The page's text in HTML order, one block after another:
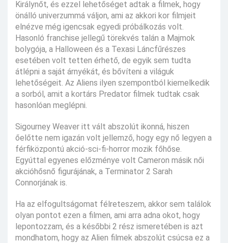
Királynőt, és ezzel lehetőséget adtak a filmek, hogy
önálló univerzummá váljon, ami az akkori kor filmjeit
elnézve még igencsak egyedi próbálkozás volt.
Hasonló franchise jellegű törekvés talán a Majmok
bolygója, a Halloween és a Texasi Láncfűrészes
esetében volt tetten érhető, de egyik sem tudta
átlépni a saját árnyékát, és bővíteni a világuk
lehetőségeit. Az Aliens ilyen szempontból kiemelkedik
a sorból, amit a kortárs Predator filmek tudtak csak
hasonlóan meglépni.
Sigourney Weaver itt vált abszolút ikonná, hiszen
őelőtte nem igazán volt jellemző, hogy egy nő legyen a
férfiközpontú akció-sci-fi-horror mozik főhőse.
Egyúttal egyenes előzménye volt Cameron másik női
akcióhősnő figurájának, a Terminator 2 Sarah
Connorjának is.
Ha az elfogultságomat félreteszem, akkor sem találok
olyan pontot ezen a filmen, ami arra adna okot, hogy
lepontozzam, és a későbbi 2 rész ismeretében is azt
mondhatom, hogy az Alien filmek abszolút csúcsa ez a